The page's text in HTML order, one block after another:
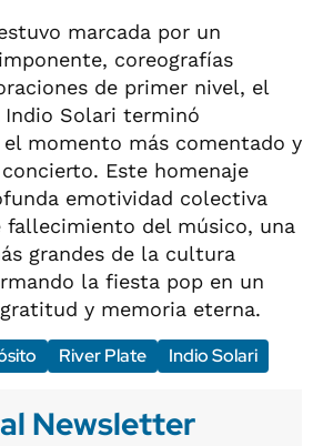
marcada por un
coreografías
de primer nivel, el
Indio Solari terminó
momento más comentado y
Este homenaje
emotividad colectiva
fallecimiento del músico, una
grandes de la cultura
la fiesta pop en un
y memoria eterna.
River Plate Indio Solari
Newsletter